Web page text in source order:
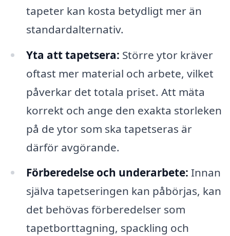
tapeter kan kosta betydligt mer än
standardalternativ.
Yta att tapetsera: Större ytor kräver
oftast mer material och arbete, vilket
påverkar det totala priset. Att mäta
korrekt och ange den exakta storleken
på de ytor som ska tapetseras är
därför avgörande.
Förberedelse och underarbete: Innan
själva tapetseringen kan påbörjas, kan
det behövas förberedelser som
tapetborttagning, spackling och